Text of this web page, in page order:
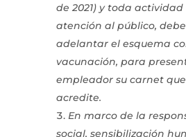
de 2021) y toda
atención al público,
adelantar el esquema
vacunación, para
empleador su carnet
acredite.
En marco de la
social, sensibilización